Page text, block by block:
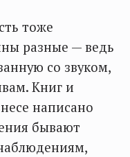
тоже
разные — ведь
со звуком,
Книг и
написано
бывают